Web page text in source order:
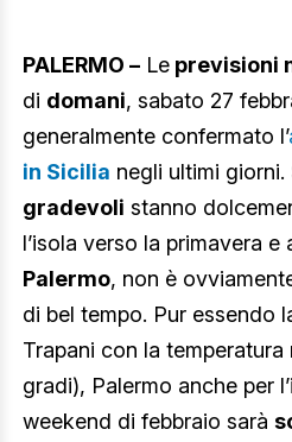
PALERMO – Le previsioni
di domani, sabato 27
generalmente confermato l’
in Sicilia negli ultimi giorni.
gradevoli stanno
l’isola verso la primavera
Palermo, non è
di bel tempo. Pur essendo
Trapani con la temperatura
gradi), Palermo anche per
weekend di febbraio sarà